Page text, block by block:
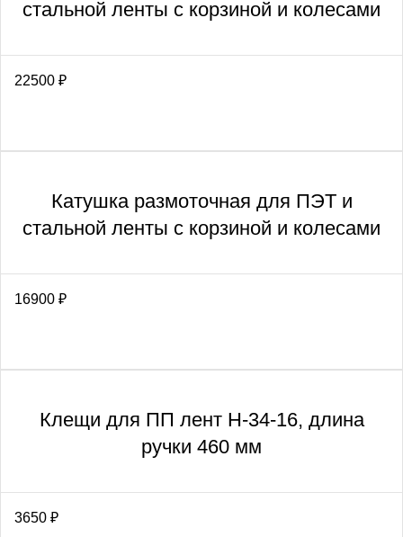
стальной ленты с корзиной и колесами
22500 ₽
Катушка размоточная для ПЭТ и
стальной ленты с корзиной и колесами
16900 ₽
Клещи для ПП лент H-34-16, длина
ручки 460 мм
3650 ₽